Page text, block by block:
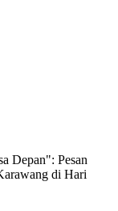
Depan": Pesan
di Hari